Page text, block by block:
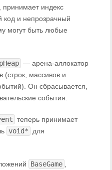
, принимает индекс
код и непрозрачный
могут быть любые
— арена-аллокатор
(строк, массивов и
Он сбрасывается,
события.
теперь принимает
void*
для
BaseGame